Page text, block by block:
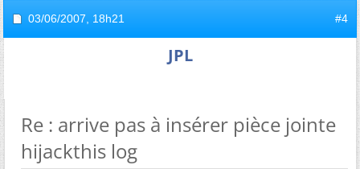
03/06/2007, 18h21 #4
JPL
Re : arrive pas à insérer pièce jointe
hijackthis log